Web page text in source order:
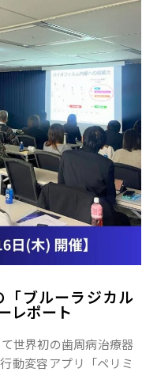
ブルーラジカル
レポート
世界初の歯周病治療器
動変容アプリ「ペリミ